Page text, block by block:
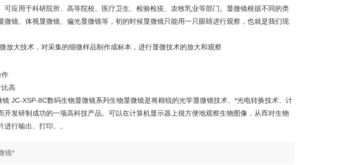
可应用于科研院所、高等院校、医疗卫生、检验检疫、农牧乳业等部门。显微镜根据不同的类
微镜、体视显微镜、偏光显微镜等，初的时候显微镜只能用一只眼睛进行观察，也就是我们现
放大技术，对采集的细微样品制作成标本，进行显微技术的放大和观察
作
高
JC-XSP-8C数码生物显微镜系列生物显微镜是将精锐的光学显微镜技术、*光电转换技术、计
开发研制成功的一项高科技产品。可以在计算机显示器上很方便地观察生物图像，从而对生物
行输出、打印。。